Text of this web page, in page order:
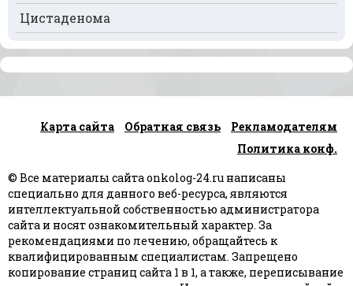
Рак спинного мозга
Рак шейки матки
Рак языка
Рак яичников
Плоскоклеточный рак
Цистаденома
Карта сайта Обратная связь
Рекламодателям
Политика конф.
© Все материалы сайта onkolog-24.ru написаны
специально для данного веб-ресурса, являются
интеллектуальной собственностью администратора
сайта и носят ознакомительный характер. За
рекомендациями по лечению, обращайтесь к
квалифицированным специалистам. Запрещено
копирование страниц сайта 1 в 1, а также, переписывание